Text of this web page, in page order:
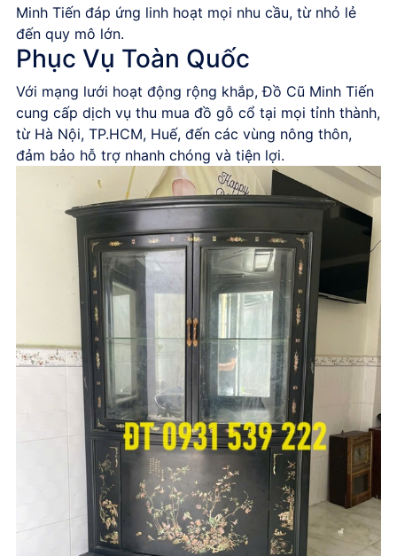
Minh Tiến đáp ứng linh hoạt mọi nhu cầu, từ nhỏ lẻ
đến quy mô lớn.
Phục Vụ Toàn Quốc
Với mạng lưới hoạt động rộng khắp,Đồ Cũ Minh Tiến
cung cấp dịch vụ thu mua đồ gỗ cổ tại mọi tỉnh thành,
từ Hà Nội, TP.HCM, Huế, đến các vùng nông thôn,
đảm bảo hỗ trợ nhanh chóng và tiện lợi.